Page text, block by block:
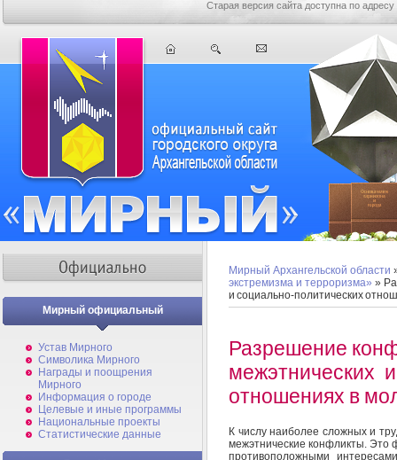
Старая версия сайта доступна по адресу
Мирный официальный
Устав Мирного
Символика Мирного
Награды и поощрения
Мирного
Информация о городе
Целевые и иные программы
Национальные проекты
Статистические данные
Мирный Архангельской области
экстремизма и терроризма» »
и социально-политических
Разрешение
межэтнических
отношениях в
К числу наиболее сложных и
межэтнические конфликты. Это
противоположными